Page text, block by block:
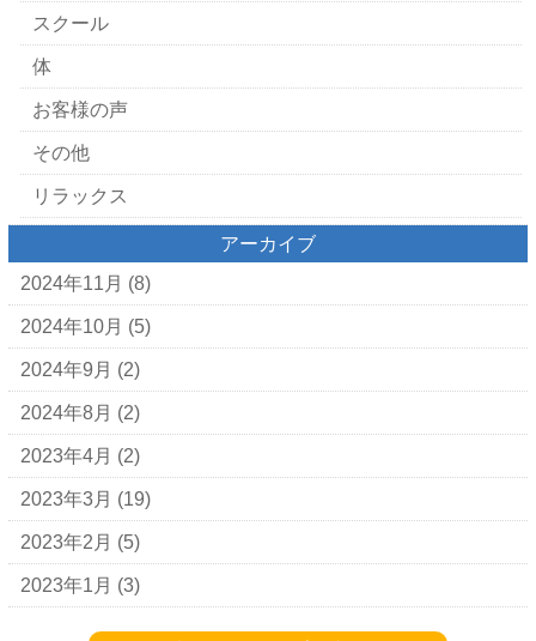
スクール
体
お客様の声
その他
リラックス
アーカイブ
2024年11月 (8)
2024年10月 (5)
2024年9月 (2)
2024年8月 (2)
2023年4月 (2)
2023年3月 (19)
2023年2月 (5)
2023年1月 (3)